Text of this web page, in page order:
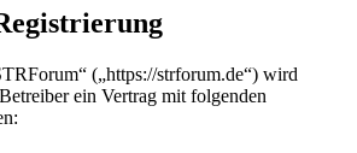
(„https://strforum.de“) wird
ein Vertrag mit folgenden